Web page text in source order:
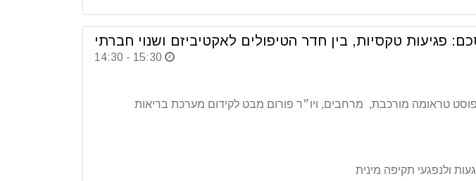
פגיעות טקסיות, בין חדר הטיפולים לאקטיביזם ושנוי חברתי
14:30 - 15:30
טראומה מורכבת, מרחבים, ויו״ר פורום מבט לקידום מערכת בריאות
ולנפגעי תקיפה מינית